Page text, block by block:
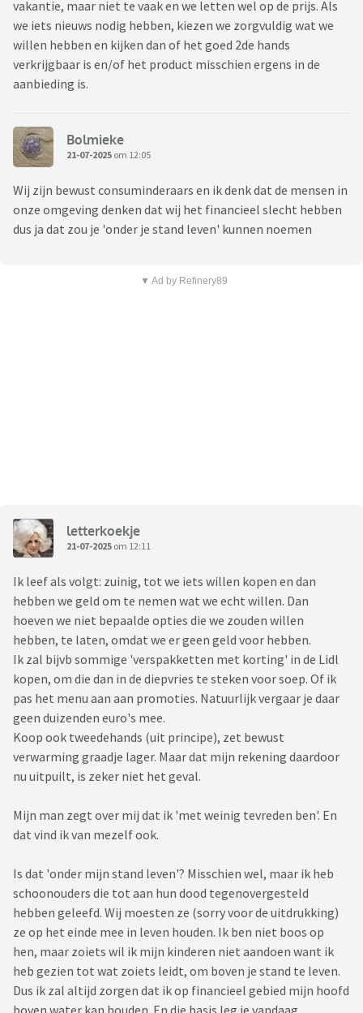
vakantie, maar niet te vaak en we letten wel op de prijs. Als
we iets nieuws nodig hebben, kiezen we zorgvuldig wat we
willen hebben en kijken dan of het goed 2de hands
verkrijgbaar is en/of het product misschien ergens in de
aanbieding is.
Bolmieke
21-07-2025 om 12:05
Wij zijn bewust consuminderaars en ik denk dat de mensen in
onze omgeving denken dat wij het financieel slecht hebben
dus ja dat zou je 'onder je stand leven' kunnen noemen
▼ Ad by Refinery89
letterkoekje
21-07-2025 om 12:11
Ik leef als volgt: zuinig, tot we iets willen kopen en dan
hebben we geld om te nemen wat we echt willen. Dan
hoeven we niet bepaalde opties die we zouden willen
hebben, te laten, omdat we er geen geld voor hebben.
Ik zal bijvb sommige 'verspakketten met korting' in de Lidl
kopen, om die dan in de diepvries te steken voor soep. Of ik
pas het menu aan aan promoties. Natuurlijk vergaar je daar
geen duizenden euro's mee.
Koop ook tweedehands (uit principe), zet bewust
verwarming graadje lager. Maar dat mijn rekening daardoor
nu uitpuilt, is zeker niet het geval.
Mijn man zegt over mij dat ik 'met weinig tevreden ben'. En
dat vind ik van mezelf ook.
Is dat 'onder mijn stand leven'? Misschien wel, maar ik heb
schoonouders die tot aan hun dood tegenovergesteld
hebben geleefd. Wij moesten ze (sorry voor de uitdrukking)
ze op het einde mee in leven houden. Ik ben niet boos op
hen, maar zoiets wil ik mijn kinderen niet aandoen want ik
heb gezien tot wat zoiets leidt, om boven je stand te leven.
Dus ik zal altijd zorgen dat ik op financieel gebied mijn hoofd